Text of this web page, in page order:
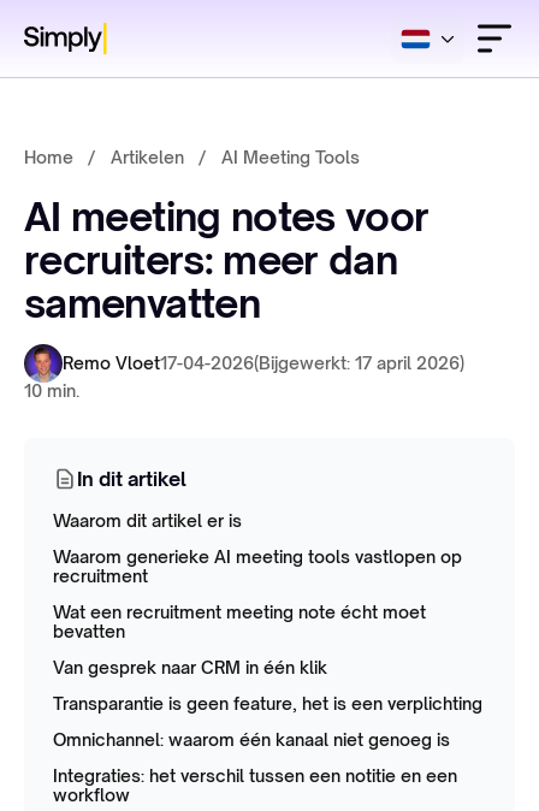
Home / Artikelen / AI Meeting Tools
AI meeting notes voor
recruiters: meer dan
samenvatten
Remo Vloet17-04-2026(Bijgewerkt: 17 april 2026)
10 min.
In dit artikel
Waarom dit artikel er is
Waarom generieke AI meeting tools vastlopen op
recruitment
Wat een recruitment meeting note écht moet
bevatten
Van gesprek naar CRM in één klik
Transparantie is geen feature, het is een verplichting
Omnichannel: waarom één kanaal niet genoeg is
Integraties: het verschil tussen een notitie en een
workflow